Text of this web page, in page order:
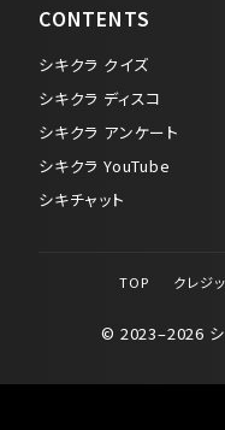
CONTENTS
シキクラ クイズ
シキクラ ディスコ
シキクラ アンケート
シキクラ YouTube
シキチャット
TOP クレジ
© 2023–2026